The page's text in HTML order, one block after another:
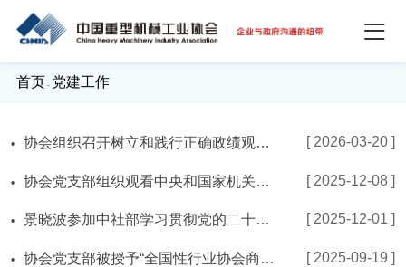
首页 - 党建工作
协会组织召开树立和践行正确政绩观学习教育部署会 [ 2026-03-20 ]
协会党支部组织观看中央和国家机关党员“同上一堂课” [ 2025-12-08 ]
景晓波参加中社部学习贯彻党的二十届四中全会精神党组织书记示范培训班 [ 2025-12-01 ]
协会党支部被授予“全国性行业协会商会先进基层党组织”称号 [ 2025-09-19 ]